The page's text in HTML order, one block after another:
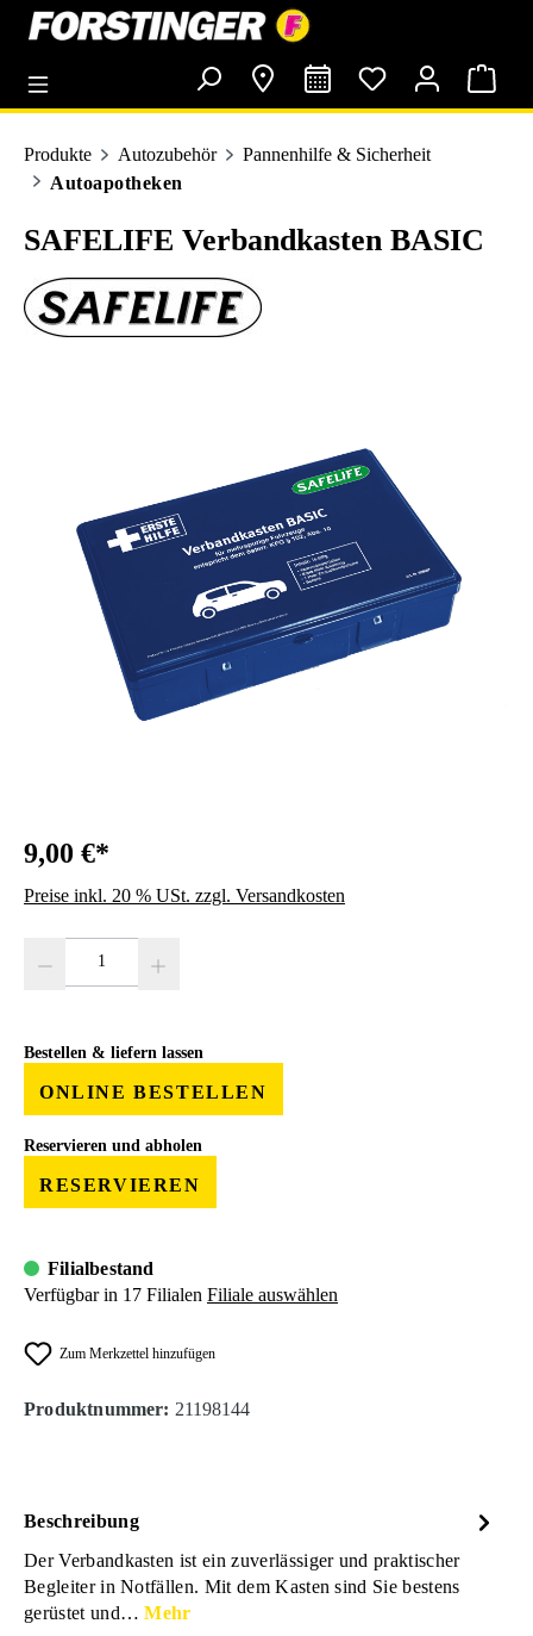
springen
Produkte Autozubehör
Pannenhilfe & Sicherheit
Autoapotheken
SAFELIFE Verbandkasten BASIC
9,00 €*
Preise inkl. 20 % USt. zzgl. Versandkosten
Bestellen & liefern lassen
ONLINE BESTELLEN
Reservieren und abholen
RESERVIEREN
Filialbestand
Verfügbar in 17 Filialen Filiale auswählen
Zum Merkzettel hinzufügen
Produktnummer: 21198144
Beschreibung
Der Verbandkasten ist ein zuverlässiger und praktischer
Begleiter in Notfällen. Mit dem Kasten sind Sie bestens
gerüstet und…Mehr